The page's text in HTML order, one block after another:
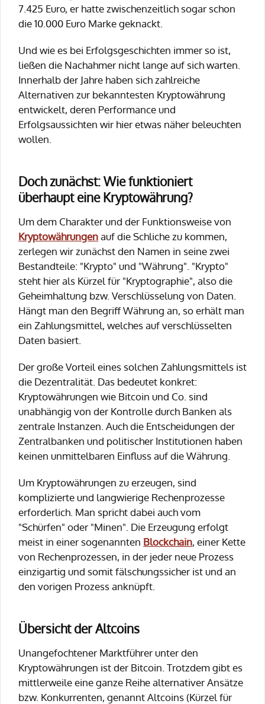
7.425 Euro, er hatte zwischenzeitlich sogar schon
die 10.000 Euro Marke geknackt.
Und wie es bei Erfolgsgeschichten immer so ist,
ließen die Nachahmer nicht lange auf sich warten.
Innerhalb der Jahre haben sich zahlreiche
Alternativen zur bekanntesten Kryptowährung
entwickelt, deren Performance und
Erfolgsaussichten wir hier etwas näher beleuchten
wollen.
Doch zunächst: Wie funktioniert
überhaupt eine Kryptowährung?
Um dem Charakter und der Funktionsweise von
Kryptowährungenauf die Schliche zu kommen,
zerlegen wir zunächst den Namen in seine zwei
Bestandteile: "Krypto" und "Währung". "Krypto"
steht hier als Kürzel für "Kryptographie", also die
Geheimhaltung bzw. Verschlüsselung von Daten.
Hängt man den Begriff Währung an, so erhält man
ein Zahlungsmittel, welches auf verschlüsselten
Daten basiert.
Der große Vorteil eines solchen Zahlungsmittels ist
die Dezentralität. Das bedeutet konkret:
Kryptowährungen wie Bitcoin und Co. sind
unabhängig von der Kontrolle durch Banken als
zentrale Instanzen. Auch die Entscheidungen der
Zentralbanken und politischer Institutionen haben
keinen unmittelbaren Einfluss auf die Währung.
Um Kryptowährungen zu erzeugen, sind
komplizierte und langwierige Rechenprozesse
erforderlich. Man spricht dabei auch vom
"Schürfen" oder "Minen". Die Erzeugung erfolgt
meist in einer sogenannten Blockchain, einer Kette
von Rechenprozessen, in der jeder neue Prozess
einzigartig und somit fälschungssicher ist und an
den vorigen Prozess anknüpft.
Übersicht der Altcoins
Unangefochtener Marktführer unter den
Kryptowährungen ist der Bitcoin. Trotzdem gibt es
mittlerweile eine ganze Reihe alternativer Ansätze
bzw. Konkurrenten, genannt Altcoins (Kürzel für